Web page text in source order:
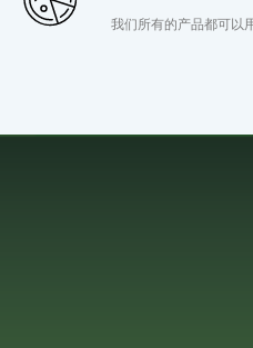
我们所有的产品都可以